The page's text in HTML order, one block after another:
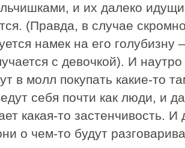
и их далеко
(Правда, в случае
намек на его голубизну
с девочкой). И
в молл покупать какие-то
себя почти как люди, и
какая-то застенчивость. И
о чем-то будут